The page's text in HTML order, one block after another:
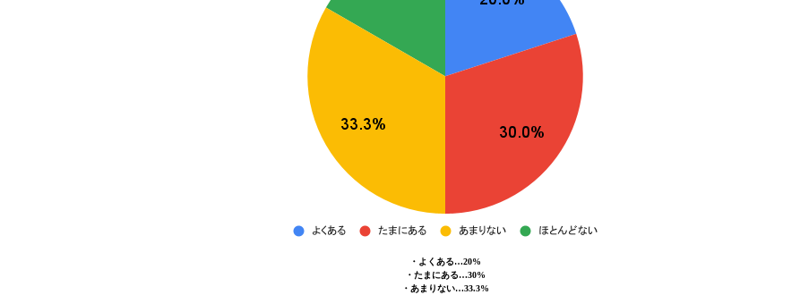
・よくある…20%
・たまにある…30%
・あまりない…33.3%